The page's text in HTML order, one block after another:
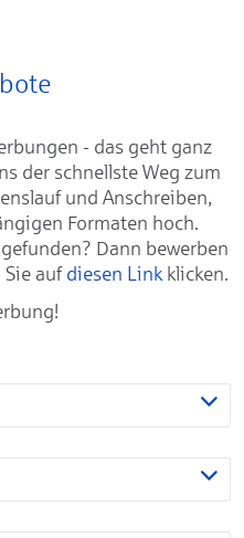
- das geht ganz
der schnellste Weg zum
und Anschreiben,
Formaten hoch.
Dann bewerben
auf diesen Linkklicken.